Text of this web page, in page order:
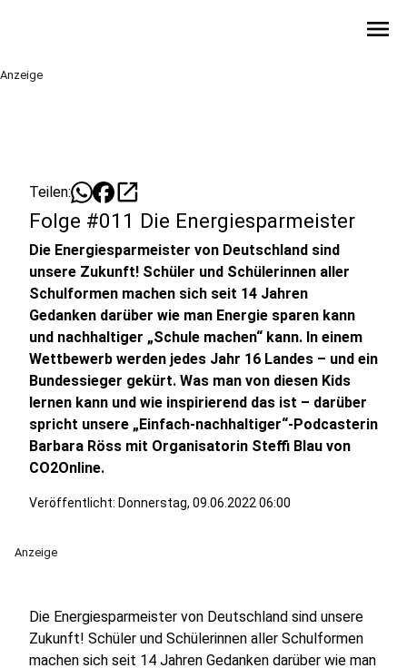
menu
Anzeige
Teilen: open_in_new
Folge #011 Die Energiesparmeister
Die Energiesparmeister von Deutschland sind
unsere Zukunft! Schüler und Schülerinnen aller
Schulformen machen sich seit 14 Jahren
Gedanken darüber wie man Energie sparen kann
und nachhaltiger „Schule machen“ kann. In einem
Wettbewerb werden jedes Jahr 16 Landes – und ein
Bundessieger gekürt. Was man von diesen Kids
lernen kann und wie inspirierend das ist – darüber
spricht unsere „Einfach-nachhaltiger“-Podcasterin
Barbara Röss mit Organisatorin Steffi Blau von
CO2Online.
Veröffentlicht: Donnerstag, 09.06.2022 06:00
Anzeige
Die Energiesparmeister von Deutschland sind unsere
Zukunft! Schüler und Schülerinnen aller Schulformen
machen sich seit 14 Jahren Gedanken darüber wie man